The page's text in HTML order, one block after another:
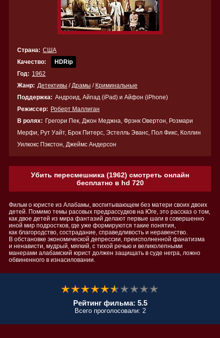
Страна: США
Качество:
HDRip
Год: 1962
Жанр: Детективы /Драмы / Криминальные
Поддержка: Андроид, Айпад (iPad) и Айфон (iPhone)
Режиссер: Роберт Маллиган
В ролях: Грегори Пек, Джон Меджна, Фрэнк Овертон, Розмари
Мерфи, Рут Уайт, Брок Питерс, Эстелль Эванс, Пол Фикс, Коллин
Уилкокс Пэкстон, Джеймс Андерсон
Убить пересмешника (1962) смотреть онлайн
бесплатно в hd 720
Фильм о юристе из Алабамы, воспитывающем без матери своих двоих
детей. Помимо темы расовых предрассудков на Юге, это рассказ о том,
как двое детей из мира фантазий делают первые шаги в совершенно
иной мир подростков, где уже формируются такие понятия,
как благородство, сострадание, справедливость и неравенство.
В обстановке экономической депрессии, преисполненной фанатизма
и ненависти, мудрый, мягкий, с тихой речью и великолепными
манерами алабамский юрист должен защищать в суде негра, ложно
обвиненного в изнасиловании.
Рейтинг фильма: 5.5
Всего проголосовали: 2